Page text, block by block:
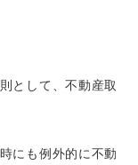
則として、不動産取
にも例外的に不動